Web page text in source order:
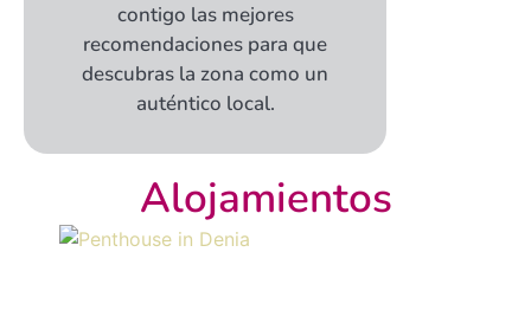
contigo las mejores
recomendaciones para que
descubras la zona como un
auténtico local.
Alojamientos